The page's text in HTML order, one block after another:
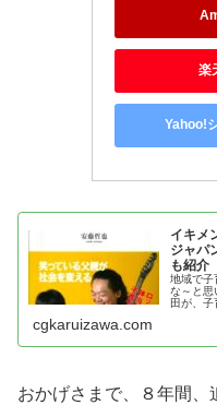
楽
Yahoo!
イキメ
ジャパ
も紹介
地域で子
な～と思
田が、子
cgkaruizawa.com
おかげさまで、８年間、